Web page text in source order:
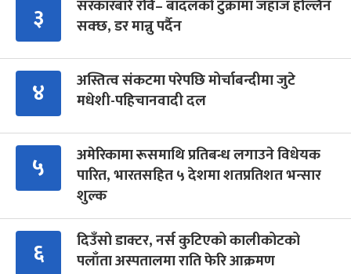
३
सरकारबारे रवि– बादलको टुक्रामा जहाज हल्लिन
सक्छ, डर मान्नु पर्दैन
४
अस्तित्व संकटमा परेपछि मोर्चाबन्दीमा जुटे
मधेशी-पहिचानवादी दल
५
अमेरिकामा रूसमाथि प्रतिबन्ध लगाउने विधेयक
पारित, भारतसहित ५ देशमा शतप्रतिशत भन्सार
शुल्क
६
दिउँसो डाक्टर, नर्स कुटिएको कालीकोटको
पलाँता अस्पतालमा राति फेरि आक्रमण